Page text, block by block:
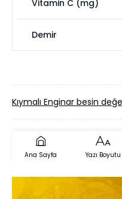
Vitamin C (mg)
Demir
Kıymalı Enginar besin
Ana Sayfa Yazı Boyutu